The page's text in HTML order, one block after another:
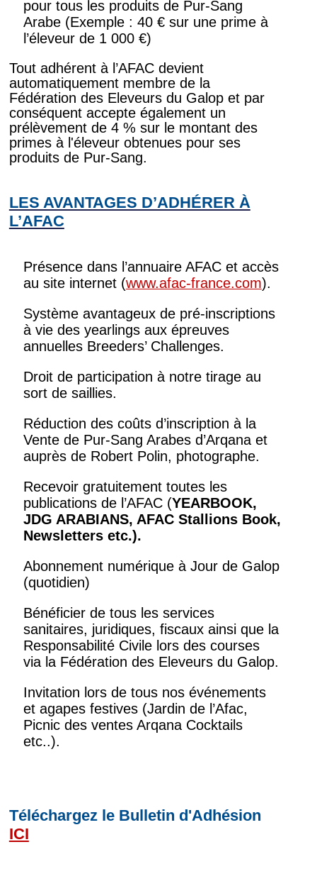
pour tous les produits de Pur-Sang
Arabe (Exemple : 40 € sur une prime à
l’éleveur de 1 000 €)
Tout adhérent à l’AFAC devient
automatiquement membre de la
Fédération des Eleveurs du Galop et par
conséquent accepte également un
prélèvement de 4 % sur le montant des
primes à l'éleveur obtenues pour ses
produits de Pur-Sang.
LES AVANTAGES D’ADHÉRER À
L’AFAC
Présence dans l’annuaire AFAC et accès
au site internet (www.afac-france.com).
Système avantageux de pré-inscriptions
à vie des yearlings aux épreuves
annuelles Breeders’ Challenges.
Droit de participation à notre tirage au
sort de saillies.
Réduction des coûts d’inscription à la
Vente de Pur-Sang Arabes d’Arqana et
auprès de Robert Polin, photographe.
Recevoir gratuitement toutes les
publications de l’AFAC (YEARBOOK,
JDG ARABIANS, AFAC Stallions Book,
Newsletters etc.).
Abonnement numérique à Jour de Galop
(quotidien)
Bénéficier de tous les services
sanitaires, juridiques, fiscaux ainsi que la
Responsabilité Civile lors des courses
via la Fédération des Eleveurs du Galop.
Invitation lors de tous nos événements
et agapes festives (Jardin de l’Afac,
Picnic des ventes Arqana Cocktails
etc..).
Téléchargez le Bulletin d'Adhésion
ICI